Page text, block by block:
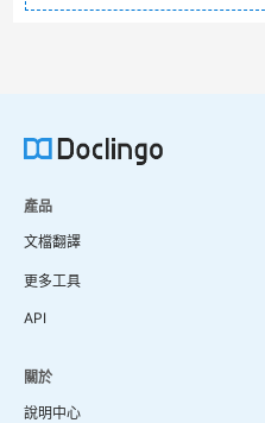
產品
文檔翻譯
更多工具
API
關於
說明中心